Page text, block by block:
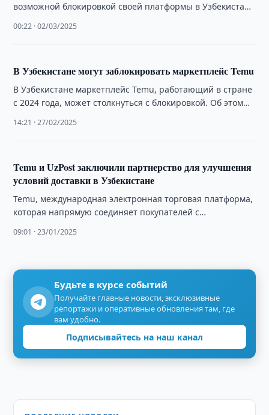
возможной блокировкой своей платформы в Узбекистане
перспективных проектов (НАПП).
00:22 · 02/03/2025
В Узбекистане могут заблокировать маркетплейс Temu
В Узбекистане маркетплейс Temu, работающий в стране
с 2024 года, может столкнуться с блокировкой. Об этом
14:21 · 27/02/2025
Temu и UzPost заключили партнерство для улучшения
условий доставки в Узбекистане
Temu, международная электронная торговая платформа,
которая напрямую соединяет покупателей с
соглашение с АО «Узбекистон почтаси» (UzPost),
09:01 · 23/01/2025
Будьте в курсе событий
Получайте главные новости, эксклюзивные
репортажи и оперативные обновления там, где
вам удобно.
Подписывайтесь на наш канал